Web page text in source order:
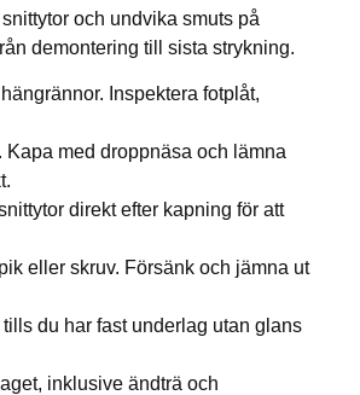
och undvika smuts på
demontering till sista strykning.
Inspektera fotplåt,
med droppnäsa och lämna
direkt efter kapning för att
eller skruv. Försänk och jämna ut
du har fast underlag utan glans
inklusive ändträ och